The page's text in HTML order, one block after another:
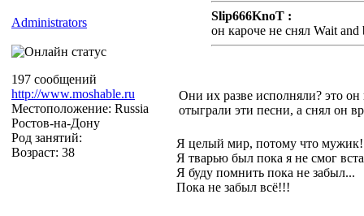
Administrators
197 сообщений
http://www.moshable.ru
Местоположение: Russia
Ростов-на-Дону
Род занятий:
Возраст: 38
Slip666KnoT :
он кароче не снял Wait
Они их разве исполняли? это
отыграли эти песни, а снял он
Я целый мир, потому что мужик!
Я тварью был пока я не смог
Я буду помнить пока не забыл...
Пока не забыл всё!!!